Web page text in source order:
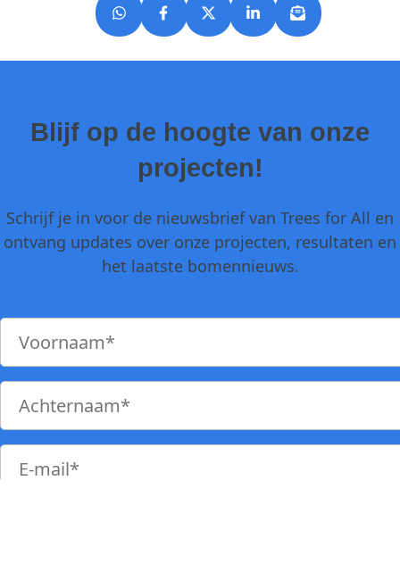
Blijf op de hoogte van onze
projecten!
Schrijf je in voor de nieuwsbrief van Trees for All en
ontvang updates over onze projecten, resultaten en
het laatste bomennieuws.